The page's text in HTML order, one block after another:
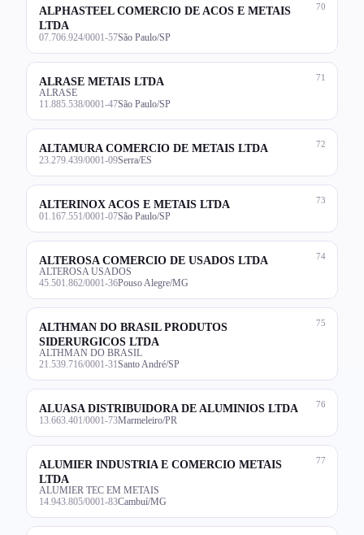
70
ALPHASTEEL COMERCIO DE ACOS E METAIS
LTDA
07.706.924/0001-57São Paulo/SP
71
ALRASE METAIS LTDA
ALRASE
11.885.538/0001-47São Paulo/SP
72
ALTAMURA COMERCIO DE METAIS LTDA
23.279.439/0001-09Serra/ES
73
ALTERINOX ACOS E METAIS LTDA
01.167.551/0001-07São Paulo/SP
74
ALTEROSA COMERCIO DE USADOS LTDA
ALTEROSA USADOS
45.501.862/0001-36Pouso Alegre/MG
75
ALTHMAN DO BRASIL PRODUTOS
SIDERURGICOS LTDA
ALTHMAN DO BRASIL
21.539.716/0001-31 Santo André/SP
76
ALUASA DISTRIBUIDORA DE ALUMINIOS LTDA
13.663.401/0001-73Marmeleiro/PR
77
ALUMIER INDUSTRIA E COMERCIO METAIS
LTDA
ALUMIER TEC EM METAIS
14.943.805/0001-83Cambuí/MG